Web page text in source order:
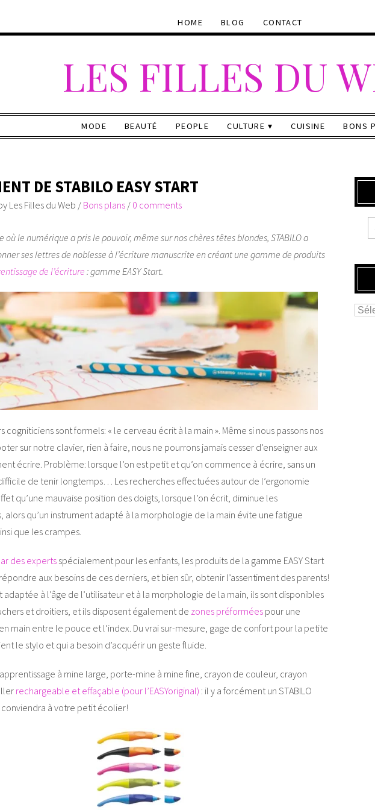
HOME BLOG CONTACT
LES FILLES DU
MODE BEAUTÉ PEOPLE CULTURE CUISINE BONS
DE STABILO EASY START
Les Filles du Web / Bons plans / 0 comments
où le numérique a pris le pouvoir, même sur nos chères têtes blondes, STABILO a
ses lettres de noblesse à l’écriture manuscrite en créant une gamme de produits
de l’écriture : gamme EASY Start.
cogniticiens sont formels: « le cerveau écrit à la main ». Même si nous passons nos
sur notre clavier, rien à faire, nous ne pourrons jamais cesser d’enseigner aux
écrire. Problème: lorsque l’on est petit et qu’on commence à écrire, sans un
de tenir longtemps… Les recherches effectuées autour de l’ergonomie
qu’une mauvaise position des doigts, lorsque l’on écrit, diminue les
alors qu’un instrument adapté à la morphologie de la main évite une fatigue
que les crampes.
des experts spécialement pour les enfants, les produits de la gamme EASY Start
aux besoins de ces derniers, et bien sûr, obtenir l’assentiment des parents!
adaptée à l’âge de l’utilisateur et à la morphologie de la main, ils sont disponibles
et droitiers, et ils disposent également de zones préformées pour une
main entre le pouce et l’index. Du vrai sur-mesure, gage de confort pour la petite
le stylo et qui a besoin d’acquérir un geste fluide.
à mine large, porte-mine à mine fine, crayon de couleur, crayon
rechargeable et effaçable (pour l’EASYoriginal) : il y a forcément un STABILO
conviendra à votre petit écolier!